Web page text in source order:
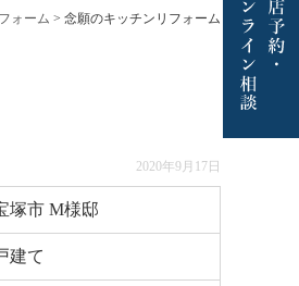
ォーム > 念願のキッチンリフォーム
2020年9月17日
塚市 M様邸
建て